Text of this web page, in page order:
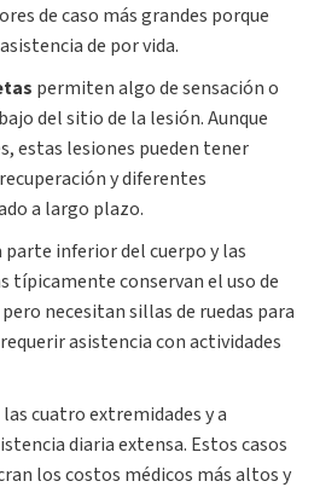
de caso más grandes porque
de por vida.
permiten algo de sensación o
del sitio de la lesión. Aunque
estas lesiones pueden tener
y diferentes
a largo plazo.
parte inferior del cuerpo y las
típicamente conservan el uso de
necesitan sillas de ruedas para
asistencia con actividades
cuatro extremidades y a
diaria extensa. Estos casos
los costos médicos más altos y